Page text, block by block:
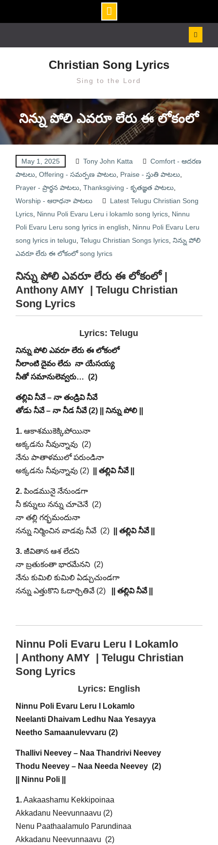
Christian Song Lyrics
Sing to the Lord
నిన్ను పోలి ఎవరూ లేరు ఈ లోకంలో
May 1, 2025 Tony John Katta
Comfort - ఆదరణ
పాటలు, Offering - సమర్పణ పాటలు, Praise - స్తుతి పాటలు,
Prayer - ప్రార్థన పాటలు, Thanksgiving - కృతజ్ఞత పాటలు,
Worship - ఆరాధనా పాటలు
Latest Telugu Christian Song
Lyrics, Ninnu Poli Evaru Leru i lokamlo song lyrics, Ninnu
Poli Evaru Leru song lyrics in english
Ninnu Poli Evaru Leru
song lyrics in telugu Telugu Christian Songs lyrics, నిన్ను పోలి
ఎవరూ లేరు ఈ లోకంలో song lyrics
నిన్ను పోలి ఎవరూ లేరు ఈ లోకంలో |
Anthony AMY | Telugu Christian
Song Lyrics
Lyrics: Telugu
నిన్ను పోలి ఎవరూ లేరు ఈ లోకంలో
నీలాంటి దైవం లేదు నా యేసయ్య
నీతో సమానులెవ్వరు… (2)
తల్లివి నీవే – నా తండ్రివి నీవే
తోడు నీవే – నా నీడ నీవే (2) || నిన్ను పోలి ||
1.ఆకాశముకెక్కిపోయినా
అక్కడను నీవున్నావు (2)
నేను పాతాళములో పరుండినా
అక్కడను నీవున్నావు (2)
|| తల్లివి నీవే ||
2.పిండమునై నేనుండగా
నీ కన్నులు నన్ను చూచెనే (2)
నా తల్లి గర్భమందునా
నన్ను నిర్మించిన వాడవు నీవే (2)
|| తల్లివి నీవే ||
3.జీవితాన ఆశ లేదని
నా బ్రతుకంతా భారమేనని (2)
నేను కుమిలి కుమిలి ఏడ్చుచుండగా
నన్ను ఎత్తుకొని ఓదార్చితివే (2)
|| తల్లివి నీవే ||
Ninnu Poli Evaru Leru I Lokamlo
| Anthony AMY | Telugu Christian
Song Lyrics
Lyrics: English
Ninnu Poli Evaru Leru I Lokamlo
Neelanti Dhaivam Ledhu Naa Yesayya
Neetho Samaanulevvaru (2)
Thallivi Neevey – Naa Thandrivi Neevey
Thodu Neevey – Naa Needa Neevey (2)
|| Ninnu Poli ||
1.Aakaashamu Kekkipoinaa
Akkadanu Neevunnaavu (2)
Nenu Paathaalamulo Parundinaa
Akkadanu Neevunnaavu (2)